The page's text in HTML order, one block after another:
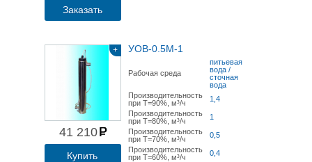
Заказать
+
41 210
Купить
УОВ-0.5М-1
Рабочая среда
питьевая
вода /
сточная
вода
Производительность
при Т=90%, м³/ч
1,4
Производительность
при Т=80%, м³/ч
1
Производительность
при Т=70%, м³/ч
0,5
Производительность
при Т=60%, м³/ч
0,4